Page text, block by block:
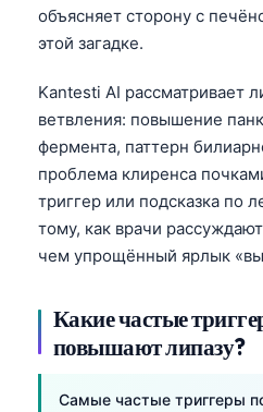
объясняет сторону с
этой загадке.
Kantesti AI рассматривает
ветвления: повышение
фермента, паттерн
проблема клиренса
триггер или подсказка по
тому, как врачи
чем упрощённый ярлык
Какие частые
повышают липазу?
Самые частые триггеры
Українська
Català
Suomi
Hrvatski
Slovenčina
كوردی‎
پښتو
සිංහල